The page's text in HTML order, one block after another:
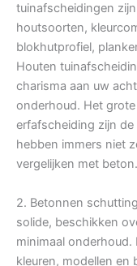
tuinafscheidingen
houtsoorten,
blokhutprofiel,
Houten
charisma aan uw
onderhoud. Het
erfafscheiding zijn
hebben immers niet
vergelijken met beton.
2. Betonnen
solide, beschikken
minimaal onderhoud.
kleuren, modellen en